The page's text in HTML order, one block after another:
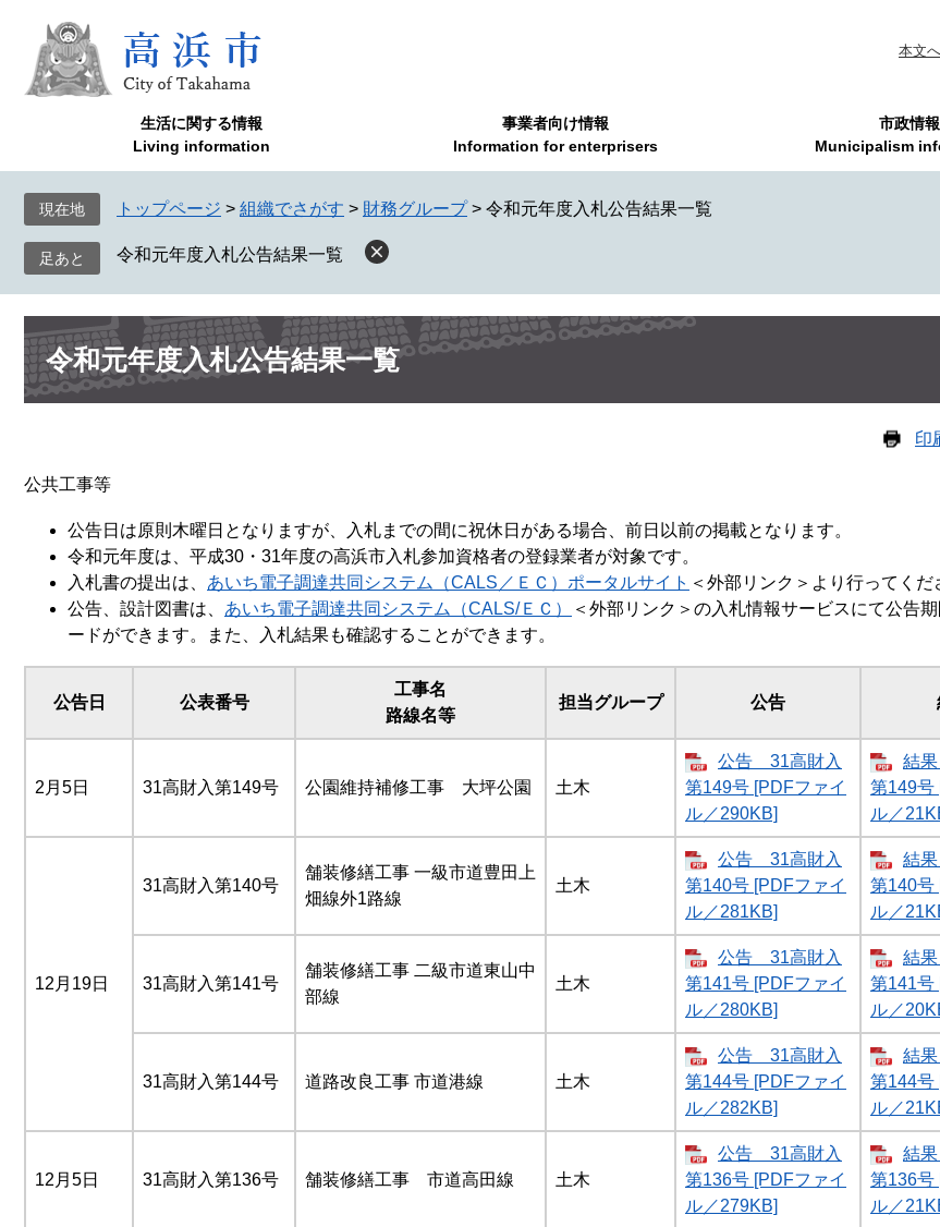
で
ば
へ
本文へ
生活に関する情報
Living information
事業者向け情報
Information for enterprisers
市政情報
Municipalism
現在地 トップページ > 組織でさがす > 財務グループ > 令和元年度入札公告結果一覧
令和元年度入札公告結果一覧
本
文 令和元年度入札公告結果一覧
印
公共工事等
公告日は原則木曜日となりますが、入札までの間に祝休日がある場合、前日以前の掲載となります。
令和元年度は、平成30・31年度の高浜市入札参加資格者の登録業者が対象です。
入札書の提出は、 あいち電子調達共同システム（CALS／ＥＣ）ポータルサイト ＜外部リンク＞ より行ってくだ
公告、設計図書は、 あいち電子調達共同システム（CALS/ＥＣ） ＜外部リンク＞ の入札情報サービスにて公告
ードができます。また、入札結果も確認することができます。
公告日 公表番号
工事名
路線名等
担当グループ 公告
2月5日 31高財入第149号 公園維持補修工事 大坪公園 土木
公告 31高財入
第149号 [PDFファイ
ル／290KB]
結
第149号
ル／
12月19日
31高財入第140号
舗装修繕工事 一級市道豊田上
畑線外1路線
土木
公告 31高財入
第140号 [PDFファイ
ル／281KB]
結
第140号
ル／
31高財入第141号
舗装修繕工事 二級市道東山中
部線
土木
公告 31高財入
第141号 [PDFファイ
ル／280KB]
結
第141号
ル／
31高財入第144号 道路改良工事 市道港線 土木
公告 31高財入
第144号 [PDFファイ
ル／282KB]
結
第144号
ル／
12月5日 31高財入第136号 舗装修繕工事 市道高田線 土木
公告 31高財入
第136号 [PDFファイ
ル／279KB]
結
第136号
ル／